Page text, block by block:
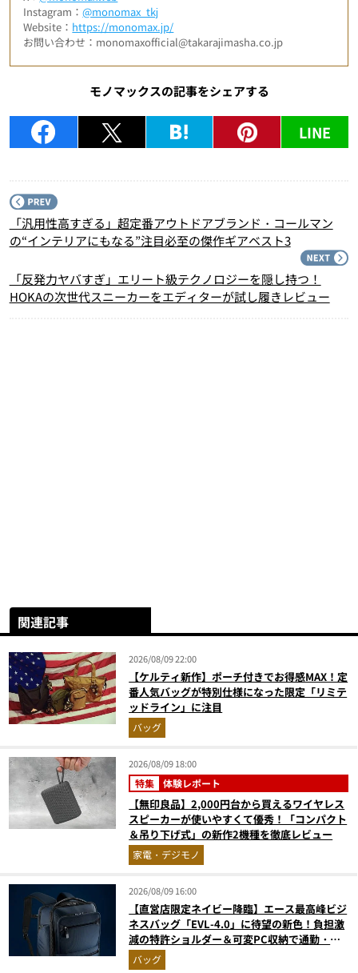
Instagram：@monomax_tkj
Website： https://monomax.jp/
お問い合わせ：monomaxofficial@takarajimasha.co.jp
モノマックスの記事をシェアする
LINE
「汎用性高すぎる」超定番アウトドアブランド・コールマン
の“インテリアにもなる”注目必至の傑作ギアベスト3
「反発力ヤバすぎ」エリート級テクノロジーを隠し持つ！
HOKAの次世代スニーカーをエディターが試し履きレビュー
関連記事
2026/08/09 22:00
【ケルティ新作】ポーチ付きでお得感MAX！定
番人気バッグが特別仕様になった限定「リミテ
ッドライン」に注目
バッグ
2026/08/09 18:00
特集 体験レポート
【無印良品】2,000円台から買えるワイヤレス
スピーカーが使いやすくて優秀！「コンパクト
＆吊り下げ式」の新作2機種を徹底レビュー
家電・デジモノ
2026/08/09 16:00
【直営店限定ネイビー降臨】エース最高峰ビジ
ネスバッグ「EVL-4.0」に待望の新色！負担激
減の特許ショルダー＆可変PC収納で通勤・出
張が無敵に
バッグ